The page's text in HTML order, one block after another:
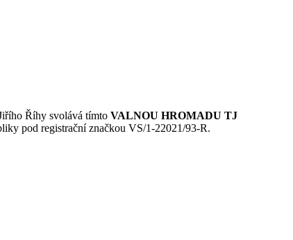
Říhy svolává tímto VALNOU HROMADU TJ
pod registrační značkou VS/1-22021/93-R.